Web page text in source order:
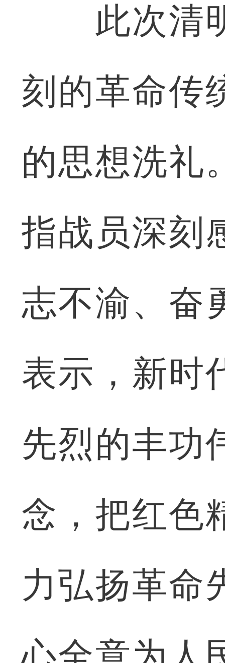
此次清明
刻的革命传
的思想洗礼
指战员深刻
志不渝、奋
表示，新时
先烈的丰功
念，把红色
力弘扬革命